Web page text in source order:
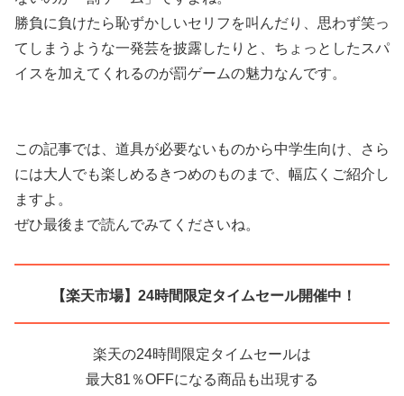
勝負に負けたら恥ずかしいセリフを叫んだり、思わず笑っ
てしまうような一発芸を披露したりと、ちょっとしたスパ
イスを加えてくれるのが罰ゲームの魅力なんです。
この記事では、道具が必要ないものから中学生向け、さら
には大人でも楽しめるきつめのものまで、幅広くご紹介し
ますよ。
ぜひ最後まで読んでみてくださいね。
【楽天市場】24時間限定タイムセール開催中！
楽天の24時間限定タイムセールは
最大81％OFFになる商品も出現する